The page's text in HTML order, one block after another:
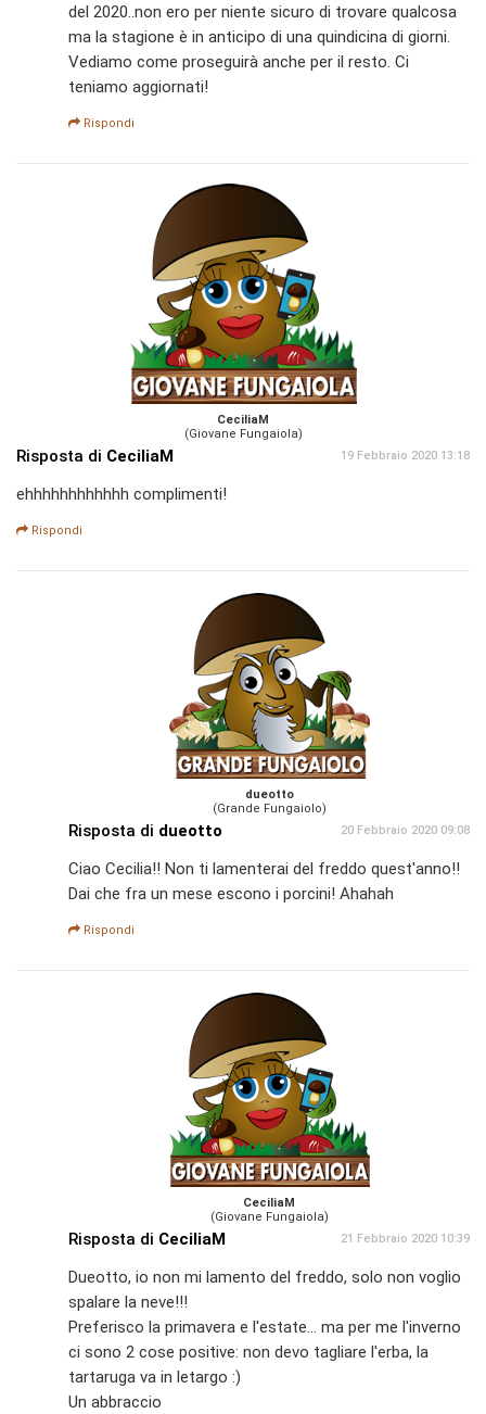
del 2020..non ero per niente sicuro di trovare qualcosa
ma la stagione è in anticipo di una quindicina di giorni.
Vediamo come proseguirà anche per il resto. Ci
teniamo aggiornati!
Rispondi
CeciliaM
(Giovane Fungaiola)
Risposta di CeciliaM 19 Febbraio 2020 13:18
ehhhhhhhhhhhh complimenti!
Rispondi
dueotto
(Grande Fungaiolo)
Risposta di dueotto 20 Febbraio 2020 09:08
Ciao Cecilia!! Non ti lamenterai del freddo quest'anno!!
Dai che fra un mese escono i porcini! Ahahah
Rispondi
CeciliaM
(Giovane Fungaiola)
Risposta di CeciliaM 21 Febbraio 2020 10:39
Dueotto, io non mi lamento del freddo, solo non voglio
spalare la neve!!!
Preferisco la primavera e l'estate... ma per me l'inverno
ci sono 2 cose positive: non devo tagliare l'erba, la
tartaruga va in letargo :)
Un abbraccio